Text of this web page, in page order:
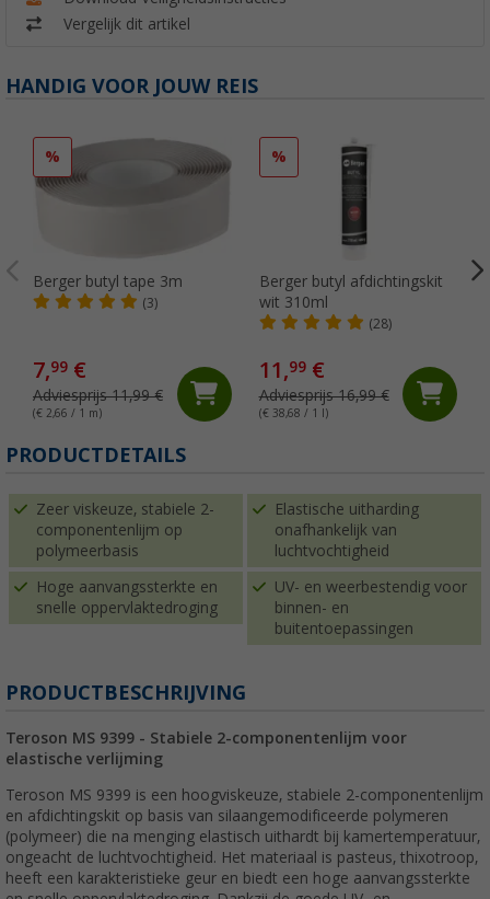
Vergelijk dit artikel
HANDIG VOOR JOUW REIS
%
Berger butyl tape 3m
(3)
7,99 €
Adviesprijs 11,99 €
(€ 2,66 / 1 m)
%
Berger butyl afdichtingskit
wit 310ml
(28)
11,99€
Adviesprijs 16,99 €
(€ 38,68 / 1 l)
PRODUCTDETAILS
Zeer viskeuze, stabiele 2-
componentenlijm op
polymeerbasis
Elastische uitharding
onafhankelijk van
luchtvochtigheid
Hoge aanvangssterkte en
snelle oppervlaktedroging
UV- en weerbestendig voor
binnen- en
buitentoepassingen
PRODUCTBESCHRIJVING
Teroson MS 9399 - Stabiele 2-componentenlijm voor
elastische verlijming
Teroson MS 9399 is een hoogviskeuze, stabiele 2-componentenlijm
en afdichtingskit op basis van silaangemodificeerde polymeren
(polymeer) die na menging elastisch uithardt bij kamertemperatuur,
ongeacht de luchtvochtigheid. Het materiaal is pasteus, thixotroop,
heeft een karakteristieke geur en biedt een hoge aanvangssterkte